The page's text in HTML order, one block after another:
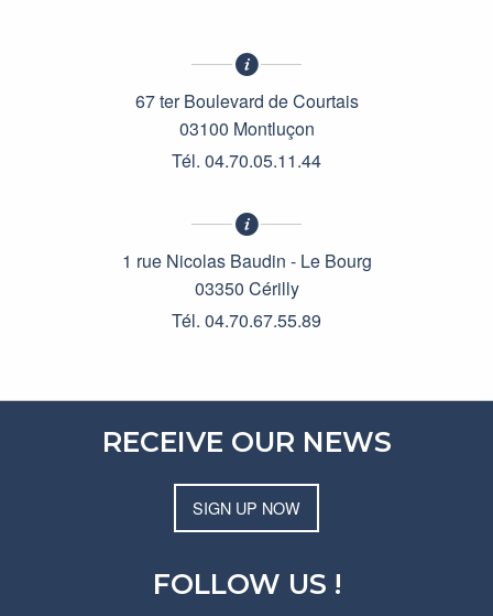
Exposition : Échos atemporels
67 ter Boulevard de Courtais
03100 Montluçon
Tél. 04.70.05.11.44
1 rue Nicolas Baudin - Le Bourg
03350 Cérilly
Tél. 04.70.67.55.89
RECEIVE OUR NEWS
SIGN UP NOW
FOLLOW US !